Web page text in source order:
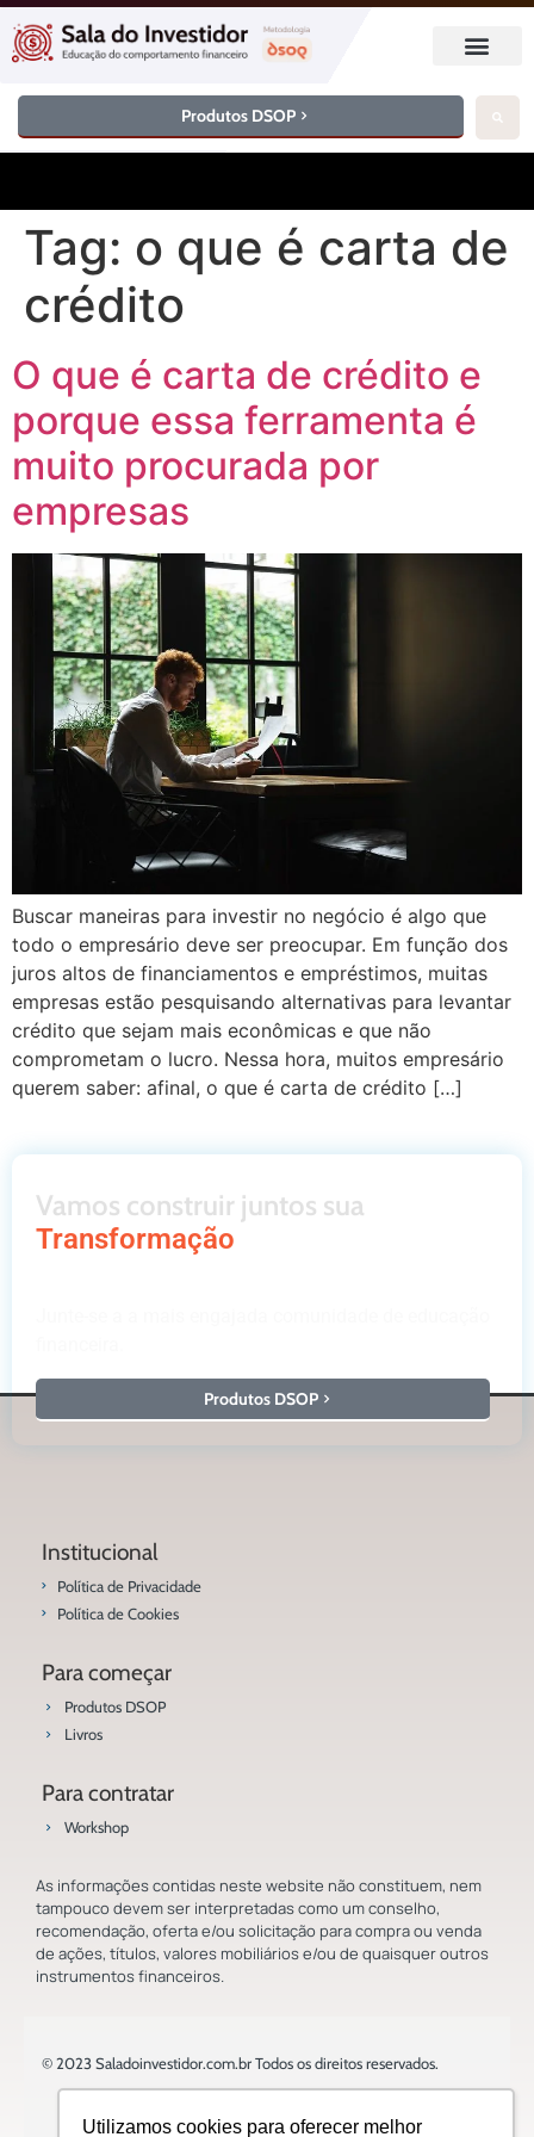
Utilizamos cookies para oferecer melhor
Produtos DSOP
Tag: o que é carta de
crédito
O que é carta de crédito e
porque essa ferramenta é
muito procurada por
empresas
Buscar maneiras para investir no negócio é algo que
todo o empresário deve ser preocupar. Em função dos
juros altos de financiamentos e empréstimos, muitas
empresas estão pesquisando alternativas para levantar
crédito que sejam mais econômicas e que não
comprometam o lucro. Nessa hora, muitos empresário
querem saber: afinal, o que é carta de crédito […]
Vamos construir juntos sua
Transformação
Produtos DSOP
Institucional
Política de Privacidade
Política de Cookies
Para começar
Produtos DSOP
Livros
Para contratar
Workshop
As informações contidas neste website não constituem, nem
tampouco devem ser interpretadas como um conselho,
recomendação, oferta e/ou solicitação para compra ou venda
de ações, títulos, valores mobiliários e/ou de quaisquer outros
instrumentos financeiros.
© 2023 Saladoinvestidor.com.br Todos os direitos reservados.